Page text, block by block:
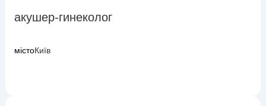
акушер-гинеколог
містоКиїв